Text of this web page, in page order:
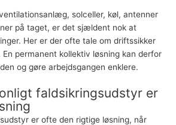
solceller, køl, antenner
på taget, er det sjældent nok at
Her er der ofte tale om driftssikker
permanent kollektiv løsning kan derfor
og gøre arbejdsgangen enklere.
faldsikringsudstyr er
er ofte den rigtige løsning, når